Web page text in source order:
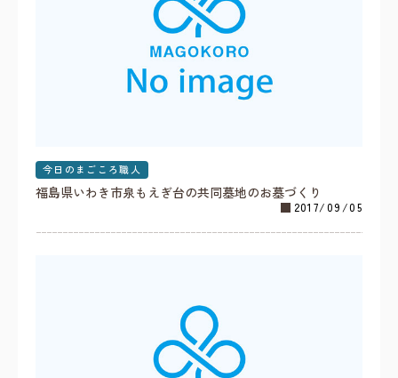
今日のまごころ職人
2017/09/05
福島県いわき市泉もえぎ台の共同墓地のお墓づくり